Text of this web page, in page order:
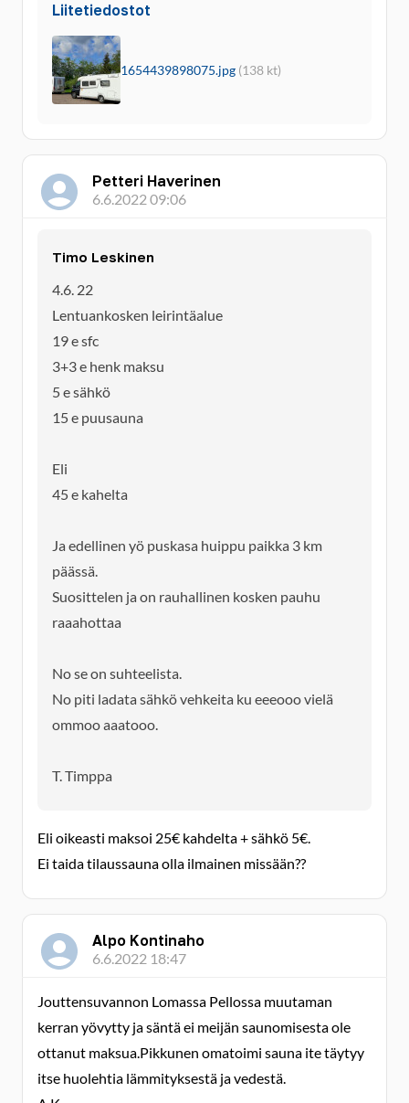
Liitetiedostot
1654439898075.jpg (138 kt)
Petteri Haverinen
6.6.2022 09:06
Timo Leskinen
4.6. 22
Lentuankosken leirintäalue
19 e sfc
3+3 e henk maksu
5 e sähkö
15 e puusauna
Eli
45 e kahelta
Ja edellinen yö puskasa huippu paikka 3 km
päässä.
Suosittelen ja on rauhallinen kosken pauhu
raaahottaa
No se on suhteelista.
No piti ladata sähkö vehkeita ku eeeooo vielä
ommoo aaatooo.
T. Timppa
Eli oikeasti maksoi 25€ kahdelta + sähkö 5€.
Ei taida tilaussauna olla ilmainen missään??
Alpo Kontinaho
6.6.2022 18:47
Jouttensuvannon Lomassa Pellossa muutaman
kerran yövytty ja säntä ei meijän saunomisesta ole
ottanut maksua.Pikkunen omatoimi sauna ite täytyy
itse huolehtia lämmityksestä ja vedestä.